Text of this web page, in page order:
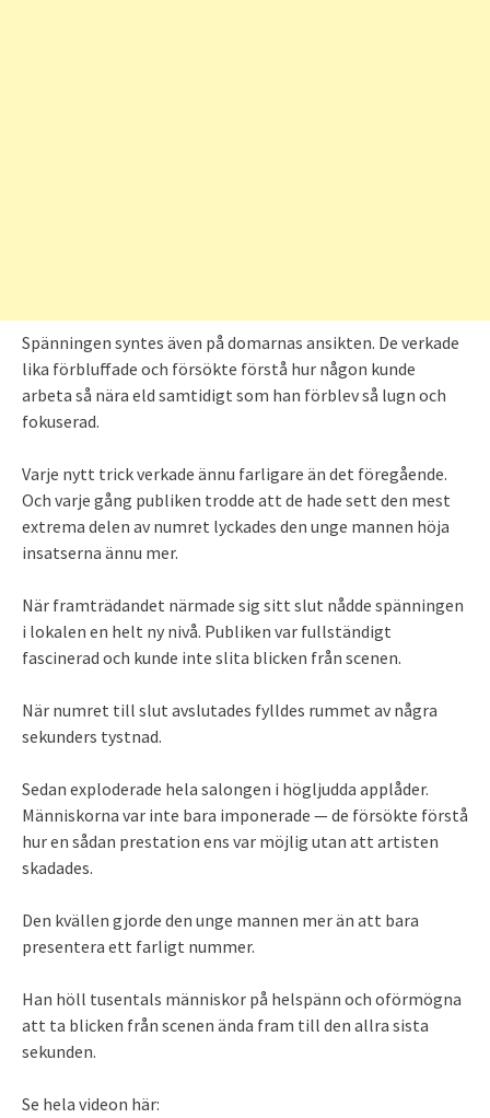
Spänningen syntes även på domarnas ansikten. De verkade
lika förbluffade och försökte förstå hur någon kunde
arbeta så nära eld samtidigt som han förblev så lugn och
fokuserad.
Varje nytt trick verkade ännu farligare än det föregående.
Och varje gång publiken trodde att de hade sett den mest
extrema delen av numret lyckades den unge mannen höja
insatserna ännu mer.
När framträdandet närmade sig sitt slut nådde spänningen
i lokalen en helt ny nivå. Publiken var fullständigt
fascinerad och kunde inte slita blicken från scenen.
När numret till slut avslutades fylldes rummet av några
sekunders tystnad.
Sedan exploderade hela salongen i högljudda applåder.
Människorna var inte bara imponerade — de försökte förstå
hur en sådan prestation ens var möjlig utan att artisten
skadades.
Den kvällen gjorde den unge mannen mer än att bara
presentera ett farligt nummer.
Han höll tusentals människor på helspänn och oförmögna
att ta blicken från scenen ända fram till den allra sista
sekunden.
Se hela videon här: